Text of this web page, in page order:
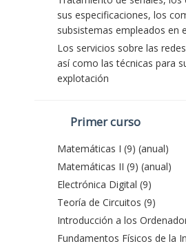
sus especificaciones, los
subsistemas empleados en
Los servicios sobre las
así como las técnicas para
explotación
Primer curso
Matemáticas I (9) (anual)
Matemáticas II (9) (anual)
Electrónica Digital (9)
Teoría de Circuitos (9)
Introducción a los
Fundamentos Físicos de la